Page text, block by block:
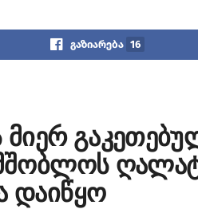
გაზიარება 16
დაიწყო